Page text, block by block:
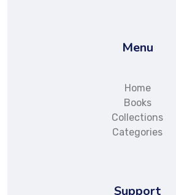
Menu
Home
Books
Collections
Categories
Support